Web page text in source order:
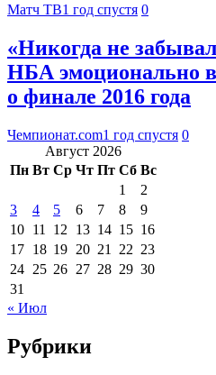
Матч ТВ1 год спустя 0
«Никогда не
НБА эмоционально
о финале 2016 года
Чемпионат.com1 год спустя 0
Август 2026
Пн Вт Ср Чт Пт Сб Вс
1
2
3
4 5 6 7 8
9
10 11 12 13 14 15 16
17 18 19 20 21 22 23
24 25 26 27 28 29 30
31
« Июл
Рубрики